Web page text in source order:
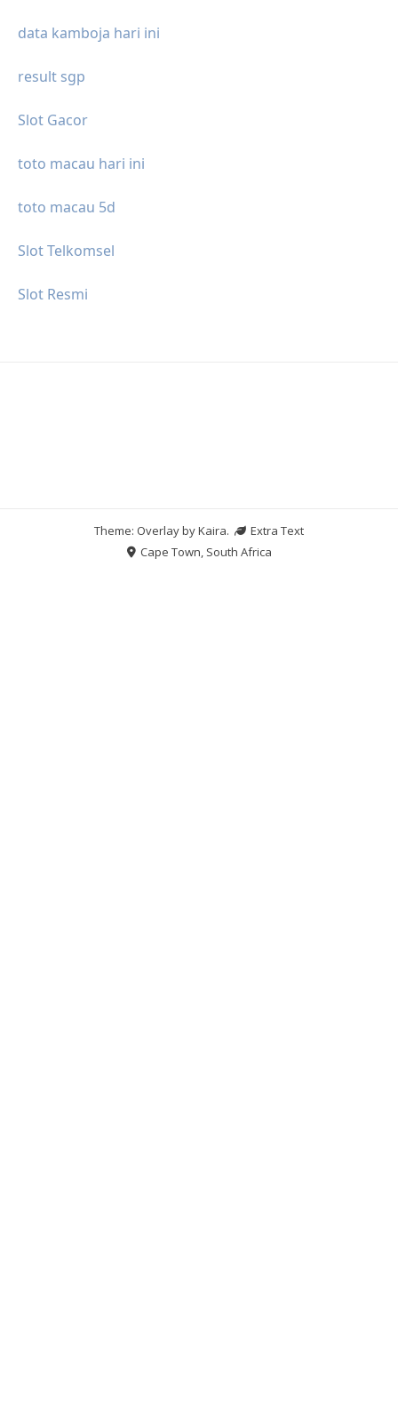
data kamboja hari ini
result sgp
Slot Gacor
toto macau hari ini
toto macau 5d
Slot Telkomsel
Slot Resmi
Theme: Overlay byKaira.
Extra Text
Cape Town, South Africa